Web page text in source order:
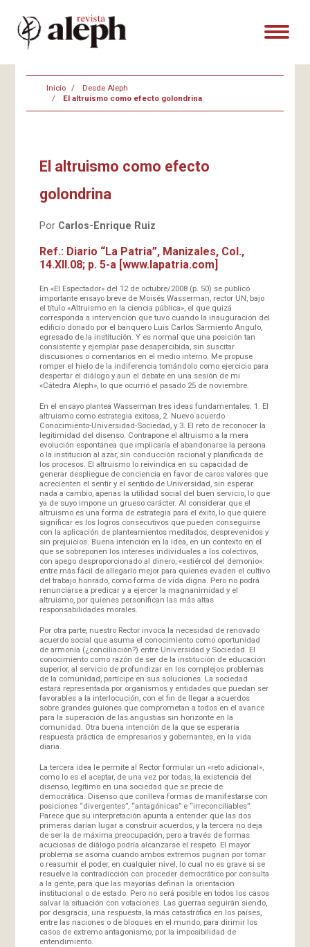
Inicio
Desde Aleph
El altruismo como efecto golondrina
El altruismo como efecto
golondrina
Por Carlos-Enrique Ruiz
Ref.: Diario “La Patria”, Manizales, Col.,
14.XII.08; p. 5-a [www.lapatria.com]
En «El Espectador» del 12 de octubre/2008 (p. 50) se publicó
importante ensayo breve de Moisés Wasserman, rector UN, bajo
el título «Altruismo en la ciencia pública», el que quizá
corresponda a intervención que tuvo cuando la inauguración del
edificio donado por el banquero Luis Carlos Sarmiento Angulo,
egresado de la institución. Y es normal que una posición tan
consistente y ejemplar pase desapercibida, sin suscitar
discusiones o comentarios en el medio interno. Me propuse
romper el hielo de la indiferencia tomándolo como ejercicio para
despertar el diálogo y aun el debate en una sesión de mi
«Cátedra Aleph», lo que ocurrió el pasado 25 de noviembre.
En el ensayo plantea Wasserman tres ideas fundamentales: 1. El
altruismo como estrategia exitosa, 2. Nuevo acuerdo
Conocimiento-Universidad-Sociedad, y 3. El reto de reconocer la
legitimidad del disenso. Contrapone el altruismo a la mera
evolución espontánea que implicaría el abandonarse la persona
o la institución al azar, sin conducción racional y planificada de
los procesos. El altruismo lo reivindica en su capacidad de
generar despliegue de conciencia en favor de caros valores que
acrecienten el sentir y el sentido de Universidad, sin esperar
nada a cambio, apenas la utilidad social del buen servicio, lo que
ya de suyo impone un grueso carácter. Al considerar que el
altruismo es una forma de estrategia para el éxito, lo que quiere
significar es los logros consecutivos que pueden conseguirse
con la aplicación de planteamientos meditados, desprevenidos y
sin prejuicios. Buena intención en la idea, en un contexto en el
que se sobreponen los intereses individuales a los colectivos,
con apego desproporcionado al dinero, «estiércol del demonio»:
entre más fácil de allegarlo mejor para quienes evaden el cultivo
del trabajo honrado, como forma de vida digna. Pero no podrá
renunciarse a predicar y a ejercer la magnanimidad y el
altruismo, por quienes personifican las más altas
responsabilidades morales.
Por otra parte, nuestro Rector invoca la necesidad de renovado
acuerdo social que asuma el conocimiento como oportunidad
de armonía (¿conciliación?) entre Universidad y Sociedad. El
conocimiento como razón de ser de la institución de educación
superior, al servicio de profundizar en los complejos problemas
de la comunidad, partícipe en sus soluciones. La sociedad
estará representada por organismos y entidades que puedan ser
favorables a la interlocución, con el fin de llegar a acuerdos
sobre grandes guiones que comprometan a todos en el avance
para la superación de las angustias sin horizonte en la
comunidad. Otra buena intención de la que se esperaría
respuesta práctica de empresarios y gobernantes, en la vida
diaria.
La tercera idea le permite al Rector formular un «reto adicional»,
como lo es el aceptar, de una vez por todas, la existencia del
disenso, legítimo en una sociedad que se precie de
democrática. Disenso que conlleva formas de manifestarse con
posiciones “divergentes”, “antagónicas” e “irreconciliables”.
Parece que su interpretación apunta a entender que las dos
primeras darían lugar a construir acuerdos, y la tercera no deja
de ser la de máxima preocupación, pero a través de formas
acuciosas de diálogo podría alcanzarse el respeto. El mayor
problema se asoma cuando ambos extremos pugnan por tomar
o reasumir el poder, en cualquier nivel, lo cual no es grave si se
resuelve la contradicción con proceder democrático por consulta
a la gente, para que las mayorías definan la orientación
institucional o de estado. Pero no será posible en todos los casos
salvar la situación con votaciones. Las guerras seguirán siendo,
por desgracia, una respuesta, la más catastrófica en los países,
entre las naciones o de bloques en el mundo, para dirimir los
casos de extremo antagonismo, por la imposibilidad de
entendimiento.